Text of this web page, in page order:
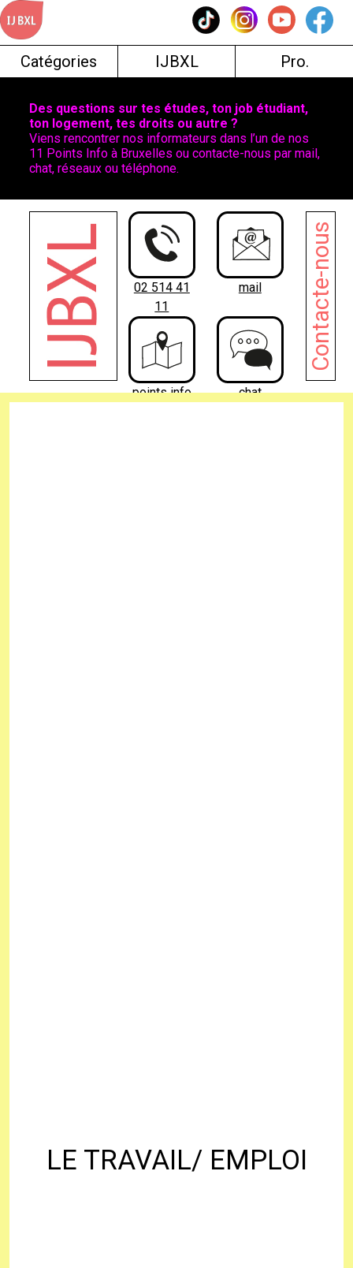
Skip
to
content
Catégories IJBXL Pro.
Des questions sur tes études, ton job étudiant,
ton logement, tes droits ou autre ?
Viens rencontrer nos informateurs dans l’un de nos
11 Points Info à Bruxelles ou contacte-nous par mail,
chat, réseaux ou téléphone.
02 514 41
11
mail
points info chat
Contacte-nous
LE TRAVAIL/ EMPLOI